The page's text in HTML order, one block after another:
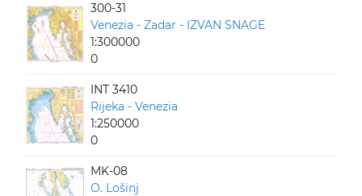
300-31
Venezia - Zadar - IZVAN SNAGE
1:300000
0
INT 3410
Rijeka - Venezia
1:250000
0
MK-08
O. Lošinj